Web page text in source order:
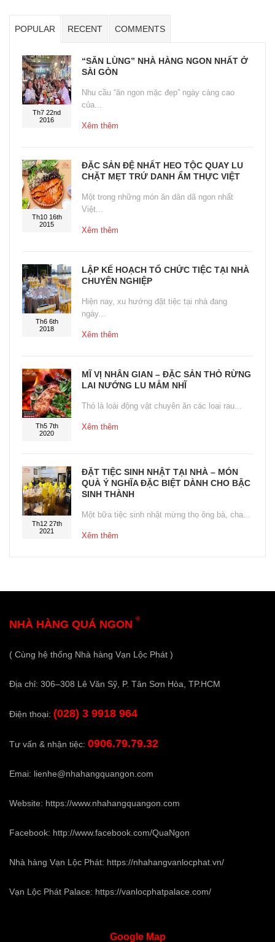
POPULAR RECENT COMMENTS
Th7 22nd
2016
“SĂN LÙNG” NHÀ HÀNG NGON NHẤT Ở
SÀI GÒN
Nhu cầu “ăn ngon mặc đẹp” ngày càng cao
của...
Xêm thêm
Th10 16th
2015
ĐẶC SẢN ĐỆ NHẤT HEO TỘC QUAY LU
CHẶT MẸT TRỨ DANH ẨM THỰC VIỆT
Một trong những món ăn dân dã ngon nhất
Việt...
Xêm thêm
Th6 6th
2018
LẬP KẾ HOẠCH TỔ CHỨC TIỆC TẠI NHÀ
CHUYÊN NGHIỆP
Hiện nay, xu hướng đặt tiệc tại nhà đang
ngày...
Xêm thêm
Th5 7th
2020
MĨ VỊ NHÂN GIAN – ĐẶC SẢN THỎ RỪNG
LAI NƯỚNG LU MẮM NHĨ
Thỏ là loài động vật chuyên ăn các loại rau...
Xêm thêm
Th12 27th
2021
ĐẶT TIỆC SINH NHẬT TẠI NHÀ – MÓN
QUÀ Ý NGHĨA ĐẶC BIỆT DÀNH CHO BẬC
SINH THÀNH
Một bữa tiệc sinh nhật mừng thọ ông bà, cha...
Xêm thêm
NHÀ HÀNG QUÁ NGON ®
( Cùng hệ thống Nhà hàng Vạn Lộc Phát )
Địa chỉ: 306–308 Lê Văn Sỹ, P. Tân Sơn Hòa, TP.HCM
Điện thoại: (028) 3 9918 964
Tư vấn & nhận tiệc: 0906.79.79.32
Emai: lienhe@nhahangquangon.com
Website: https://www.nhahangquangon.com
Facebook: http://www.facebook.com/QuaNgon
Nhà hàng Vạn Lộc Phát: https://nhahangvanlocphat.vn/
Vạn Lộc Phát Palace: https://vanlocphatpalace.com/
GoogleMap